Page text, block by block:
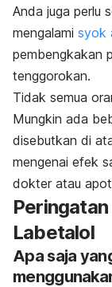
Anda juga perlu
mengalami syok
pembengkakan
tenggorokan.
Tidak semua
Mungkin ada
disebutkan di
mengenai efek
dokter atau
Labetalol
Apa saja